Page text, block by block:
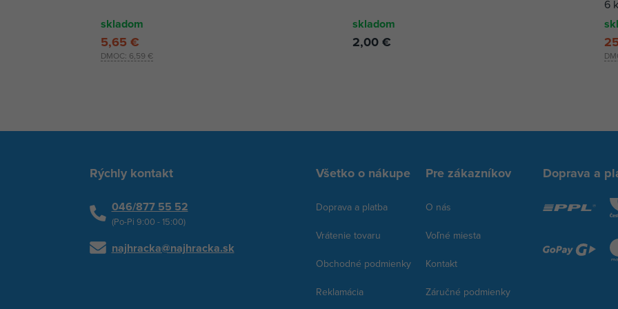
skladom
DMOC: 6,59 €
5,65 €
skladom
2,00 €
6
Rýchly kontakt
046/877 55 52
(Po-Pi 9:00 - 15:00)
najhracka@najhracka.sk
Všetko o nákupe
Doprava a platba
Vrátenie tovaru
Obchodné podmienky
Reklamácia
Pre zákazníkov
O nás
Voľné miesta
Kontakt
Záručné podmienky
Doprava a